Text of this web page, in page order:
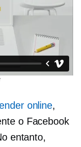
online,
o Facebook
entanto,